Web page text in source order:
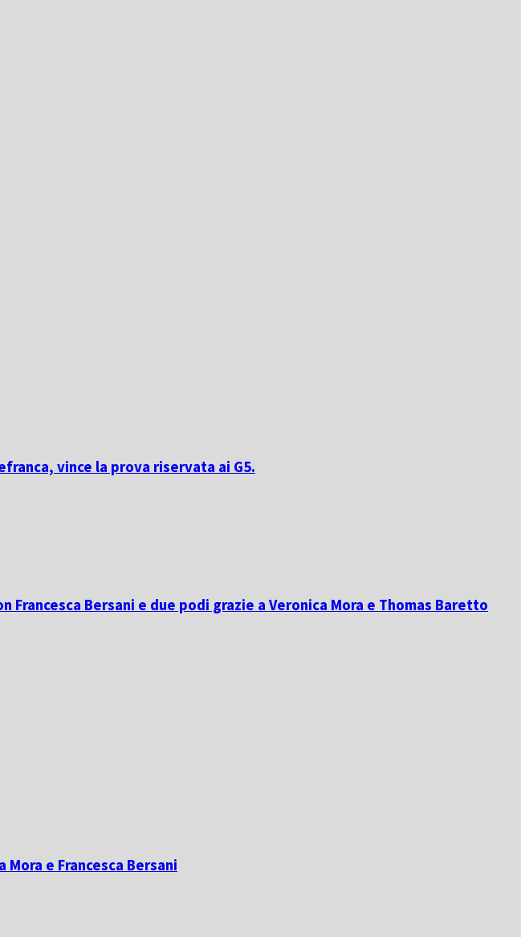
vince la prova riservata ai G5.
Bersani e due podi grazie a Veronica Mora e Thomas Baretto
e Francesca Bersani